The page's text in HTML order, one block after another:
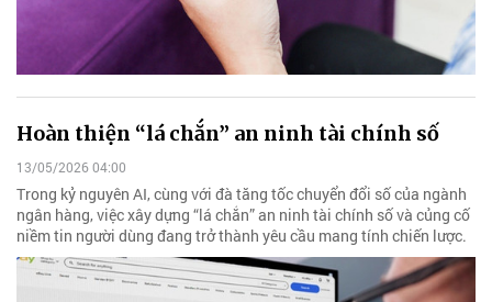
Hoàn thiện “lá chắn” an ninh tài chính số
13/05/2026 04:00
Trong kỷ nguyên AI, cùng với đà tăng tốc chuyển đổi số của ngành
ngân hàng, việc xây dựng “lá chắn” an ninh tài chính số và củng cố
niềm tin người dùng đang trở thành yêu cầu mang tính chiến lược.